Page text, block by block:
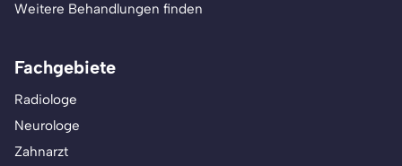
Weitere Behandlungen finden
Fachgebiete
Radiologe
Neurologe
Zahnarzt